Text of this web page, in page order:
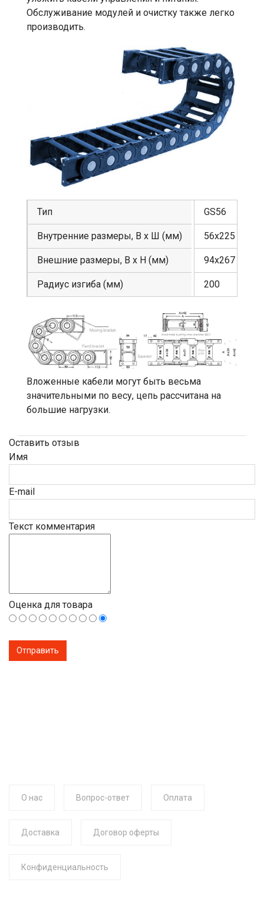
Обслуживание модулей и очистку также легко
производить.
Тип
Внутренние размеры, В х Ш (мм)
Внешние размеры, В х Н (мм)
Радиус изгиба (мм)
GS56
56х225
94х267
200
Вложенные кабели могут быть весьма
значительными по весу, цепь рассчитана на
большие нагрузки.
Оставить отзыв
Имя
E-mail
Текст комментария
Оценка для товара
О нас Вопрос-ответ Оплата
Доставка Договор оферты
Конфиденциальность